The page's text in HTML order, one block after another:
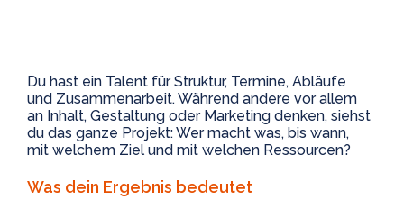
Du hast ein Talent für Struktur, Termine, Abläufe
und Zusammenarbeit. Während andere vor allem
an Inhalt, Gestaltung oder Marketing denken, siehst
du das ganze Projekt: Wer macht was, bis wann,
mit welchem Ziel und mit welchen Ressourcen?
Was dein Ergebnis bedeutet